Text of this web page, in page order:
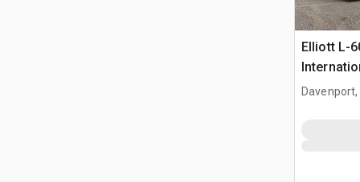
Elliott L-
Camion
Davenport,